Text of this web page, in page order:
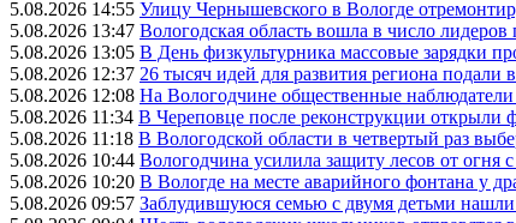
5.08.2026 14:55 Улицу Чернышевского в Вологде
5.08.2026 13:47 Вологодская область вошла в число лидеров
5.08.2026 13:05 В День физкультурника массовые зарядки
5.08.2026 12:37 26 тысяч идей для развития региона подали
5.08.2026 12:08 На Вологодчине общественные
5.08.2026 11:34 В Череповце после реконструкции открыли
5.08.2026 11:18 В Вологодской области в четвертый раз
5.08.2026 10:44 Вологодчина усилила защиту лесов от огня
5.08.2026 10:20 В Вологде на месте аварийного фонтана у
5.08.2026 09:57 Заблудившуюся семью с двумя детьми